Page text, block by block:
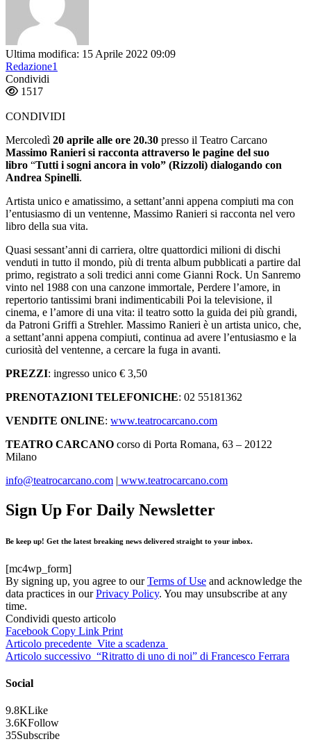
Ultima modifica: 15 Aprile 2022 09:09
Redazione1
Condividi
1517
CONDIVIDI
Mercoledì 20 aprile alle ore 20.30 presso il Teatro Carcano
Massimo Ranieri si racconta attraverso le pagine del suo
libro “Tutti i sogni ancora in volo” (Rizzoli) dialogando con
Andrea Spinelli.
Artista unico e amatissimo, a settant’anni appena compiuti ma con
l’entusiasmo di un ventenne, Massimo Ranieri si racconta nel vero
libro della sua vita.
Quasi sessant’anni di carriera, oltre quattordici milioni di dischi
venduti in tutto il mondo, più di trenta album pubblicati a partire dal
primo, registrato a soli tredici anni come Gianni Rock. Un Sanremo
vinto nel 1988 con una canzone immortale, Perdere l’amore, in
repertorio tantissimi brani indimenticabili Poi la televisione, il
cinema, e l’amore di una vita: il teatro sotto la guida dei più grandi,
da Patroni Griffi a Strehler. Massimo Ranieri è un artista unico, che,
a settant’anni appena compiuti, continua ad avere l’entusiasmo e la
curiosità del ventenne, a cercare la fuga in avanti.
PREZZI: ingresso unico € 3,50
PRENOTAZIONI TELEFONICHE: 02 55181362
VENDITE ONLINE: www.teatrocarcano.com
TEATRO CARCANO corso di Porta Romana, 63 – 20122
Milano
info@teatrocarcano.com | www.teatrocarcano.com
Sign Up For Daily Newsletter
Be keep up! Get the latest breaking news delivered straight to your inbox.
[mc4wp_form]
By signing up, you agree to ourTerms of Use and acknowledge the
data practices in ourPrivacy Policy. You may unsubscribe at any
time.
Condividi questo articolo
Facebook Copy Link Print
Articolo precedente Vite a scadenza
Articolo successivo “Ritratto di uno di noi” di Francesco Ferrara
Social
9.8KLike
3.6KFollow
35Subscribe